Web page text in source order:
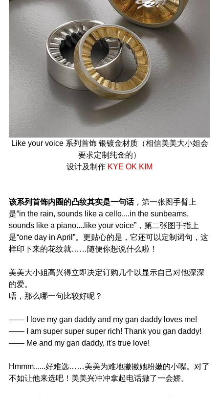
Like your voice 系列首饰 银镀金材质（相信美美大小姐会
要求定制纯金的）
设计及制作 KYE OK KIM
该系列首饰内圈的凸纹其实是一句话，第一张图手臂上
是“in the rain, sounds like a cello....in the sunbeams,
sounds like a piano....like your voice”，第二张图手指上
是“one day in April”。更贴心的是，它还可以定制词句，这
样印下来的花纹就……随便你想说什么啦！
美美大小姐高兴得立即决定订购几个以显示自己对他深深
的爱。
唔，那么哪一句比较好呢？
—— I love my gan daddy and my gan daddy loves me!
—— I am super super super rich! Thank you gan daddy!
—— Me and my gan daddy, it's true love!
Hmmm......好难选……美美为难地撇撇她粉嫩的小嘴。对了
不如让他来选吧！美美兴冲冲拿起电话撒了一会娇。